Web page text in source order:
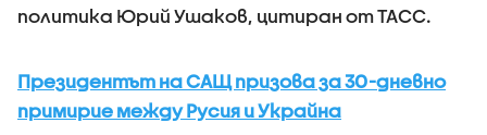
политика Юрий Ушаков, цитиран от ТАСС.
Президентът на САЩ призова за 30-дневно
примирие между Русия и Украйна